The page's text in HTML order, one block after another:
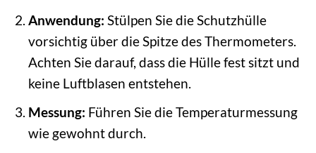
Anwendung: Stülpen Sie die Schutzhülle
vorsichtig über die Spitze des Thermometers.
Achten Sie darauf, dass die Hülle fest sitzt und
keine Luftblasen entstehen.
Messung: Führen Sie die Temperaturmessung
wie gewohnt durch.